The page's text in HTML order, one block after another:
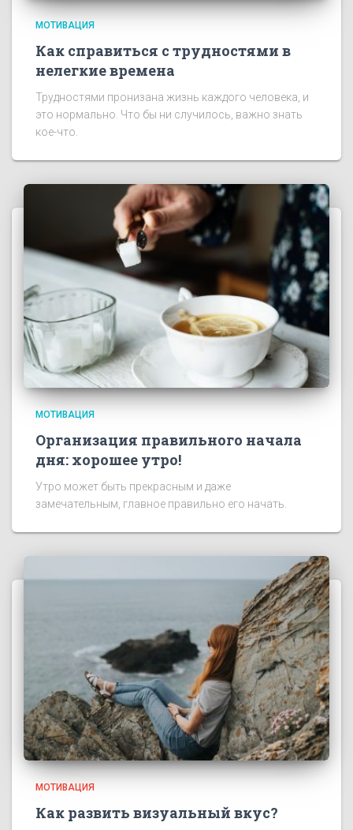
МОТИВАЦИЯ
Как справиться с трудностями в
нелегкие времена
Трудностями пронизана жизнь каждого человека, и
это нормально. Что бы ни случилось, важно знать
кое-что.
МОТИВАЦИЯ
Организация правильного начала
дня: хорошее утро!
Утро может быть прекрасным и даже
замечательным, главное правильно его начать.
МОТИВАЦИЯ
Как развить визуальный вкус?